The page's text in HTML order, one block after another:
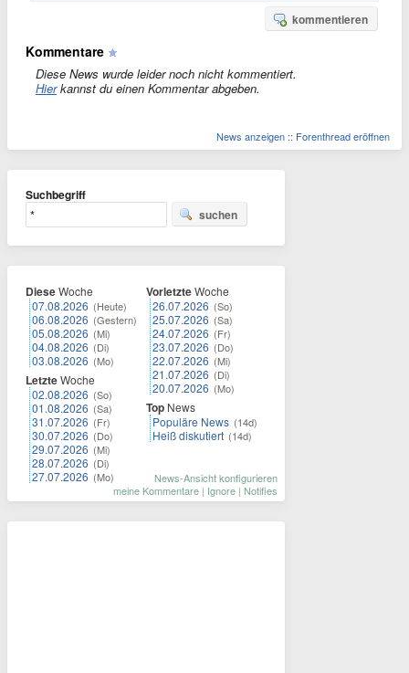
kommentieren
Kommentare
Diese News wurde leider noch nicht kommentiert.
Hierkannst du einen Kommentar abgeben.
News anzeigen :: Forenthread eröffnen
Suchbegriff
suchen
DieseWoche
07.08.2026 (Heute)
06.08.2026 (Gestern)
05.08.2026 (Mi)
04.08.2026 (Di)
03.08.2026 (Mo)
LetzteWoche
02.08.2026 (So)
01.08.2026 (Sa)
31.07.2026 (Fr)
30.07.2026 (Do)
29.07.2026 (Mi)
28.07.2026 (Di)
27.07.2026 (Mo)
VorletzteWoche
26.07.2026 (So)
25.07.2026 (Sa)
24.07.2026 (Fr)
23.07.2026 (Do)
22.07.2026 (Mi)
21.07.2026 (Di)
20.07.2026 (Mo)
Top News
Populäre News (14d)
Heiß diskutiert (14d)
News-Ansicht konfigurieren
meine Kommentare | Ignore | Notifies